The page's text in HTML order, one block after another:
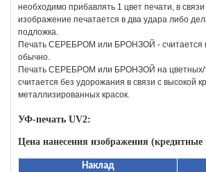
необходимо прибавлять 1 цвет печати, в связи
изображение печатается в два удара либо
подложка.
Печать СЕРЕБРОМ или БРОНЗОЙ - считается в
обычно.
Печать СЕРЕБРОМ или БРОНЗОЙ на цветных/
считается без удорожания в связи с высокой
металлизированных красок.
УФ-печать UV2:
Цена нанесения изображения
Наклад